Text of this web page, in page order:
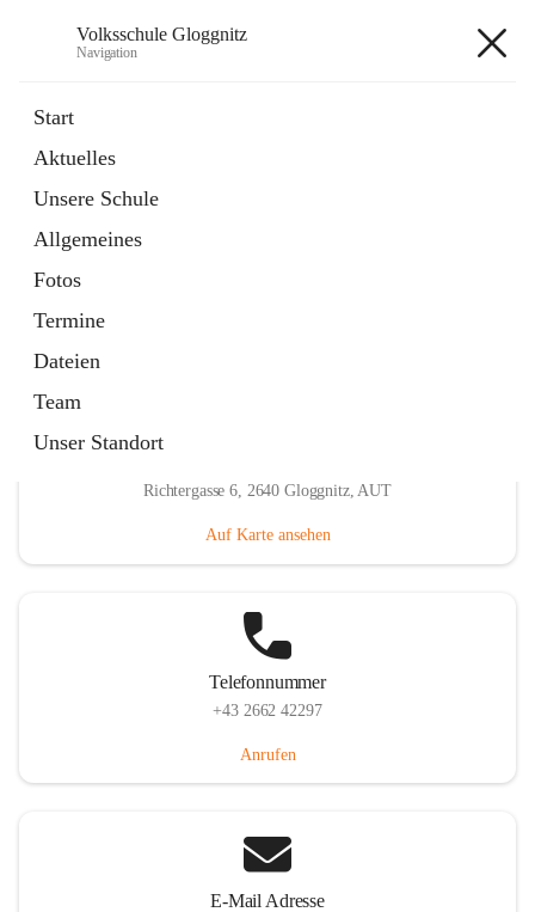
Volksschule Gloggnitz
Navigation
Start
Aktuelles
Unsere Schule
Allgemeines
Fotos
Termine
Dateien
Team
Unser Standort
Seite
in
Tab
Elternverein
öffnet
in
neuem
Tab
Richtergasse 6, 2640 Gloggnitz, AUT
Auf Karte ansehen
Telefonnummer
+43 2662 42297
Anrufen
E-Mail Adresse